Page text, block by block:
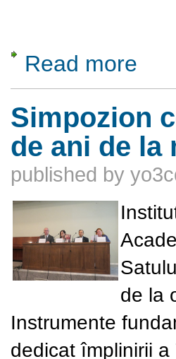
Read more
Simpozion
de ani de la
published by
de la
Instrumente
dedicat împlinirii